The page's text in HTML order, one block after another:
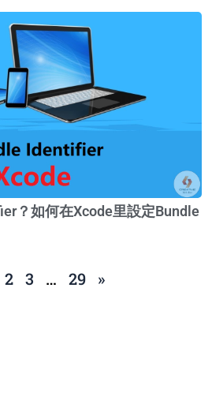
？如何在Xcode里設定Bundle
2 3 … 29 »